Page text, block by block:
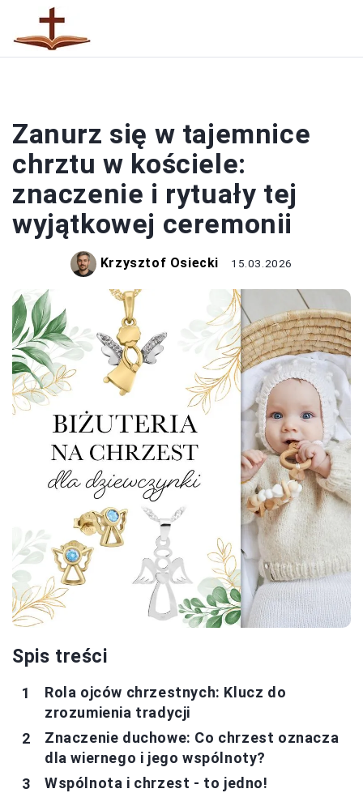
Zanurz się w tajemnice
chrztu w kościele:
znaczenie i rytuały tej
wyjątkowej ceremonii
Krzysztof Osiecki 15.03.2026
Spis treści
Rola ojców chrzestnych: Klucz do
zrozumienia tradycji
Znaczenie duchowe: Co chrzest oznacza
dla wiernego i jego wspólnoty?
Wspólnota i chrzest - to jedno!